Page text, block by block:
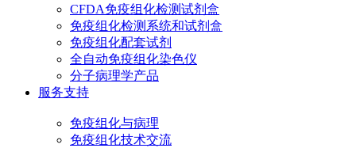
CFDA免疫组化检测试剂盒
免疫组化检测系统和试剂盒
免疫组化配套试剂
全自动免疫组化染色仪
分子病理学产品
服务支持
免疫组化与病理
免疫组化技术交流